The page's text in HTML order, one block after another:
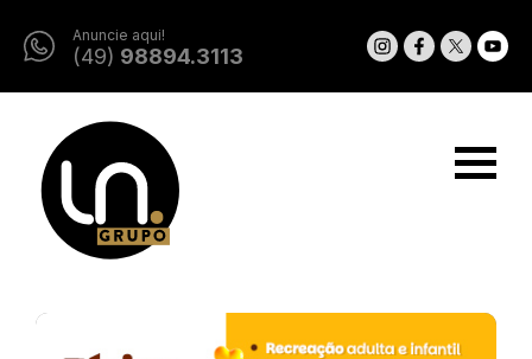
Anuncie aqui!
(49) 98894.3113